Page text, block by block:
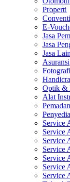
Properti
E-
Jasa
Jasa
Jasa
Asuransi
Optik &
Alat
Service
Service
Service
Service
Service
Service
Service